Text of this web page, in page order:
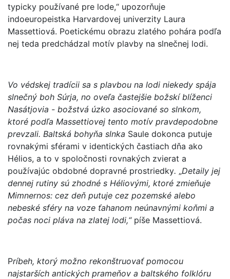
typicky používané pre lode,“ upozorňuje
indoeuropeistka Harvardovej univerzity Laura
Massettiová. Poetickému obrazu zlatého pohára podľa
nej teda predchádzal motív plavby na slnečnej lodi.
Vo védskej tradícii sa s plavbou na lodi niekedy spája
slnečný boh Súrja, no oveľa častejšie božskí blíženci
Nasátjovia - božstvá úzko asociované so slnkom,
ktoré podľa Massettiovej tento motív pravdepodobne
prevzali. Baltská bohyňa slnka Saule dokonca putuje
rovnakými sférami v identických častiach dňa ako
Hélios, a to v spoločnosti rovnakých zvierat a
používajúc obdobné dopravné prostriedky. „Detaily jej
dennej rutiny sú zhodné s Héliovými, ktoré zmieňuje
Mimnernos: cez deň putuje cez pozemské alebo
nebeské sféry na voze ťahanom neúnavnými koňmi a
počas noci pláva na zlatej lodi,“ píše Massettiová.
Príbeh, ktorý možno rekonštruovať pomocou
najstarších antických prameňov a baltského folklóru